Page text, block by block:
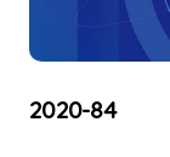
2020-84